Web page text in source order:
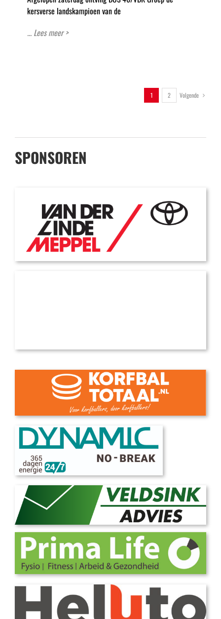
kersverse landskampioen van de
... Lees meer >
1 2 Volgende
SPONSOREN